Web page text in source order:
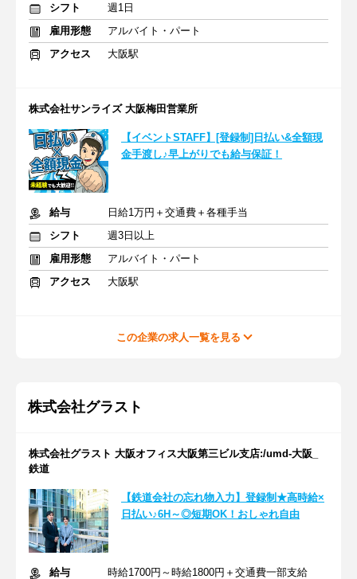
シフト
週1日
雇用形態
アルバイト・パート
アクセス
大阪駅
株式会社サンライズ 大阪梅田営業所
【イベントSTAFF】[登録制]日払い&全額現
金手渡し♪早上がりでも給与保証！
給与
日給1万円＋交通費＋各種手当
シフト
週3日以上
雇用形態
アルバイト・パート
アクセス
大阪駅
この企業の求人一覧を見る
株式会社グラスト
株式会社グラスト 大阪オフィス大阪第三ビル支店:/umd-大阪_
鉄道
【鉄道会社の忘れ物入力】登録制★高時給×
日払い♪6H～◎短期OK！おしゃれ自由
給与
時給1700円～時給1800円＋交通費一部支給